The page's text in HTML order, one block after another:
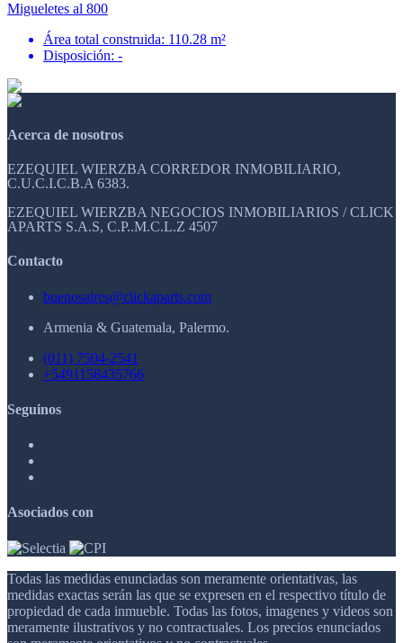
Migueletes al 800
Área total construida: 110.28 m²
Disposición: -
Acerca de nosotros
EZEQUIEL WIERZBA CORREDOR INMOBILIARIO,
C.U.C.I.C.B.A 6383.
EZEQUIEL WIERZBA NEGOCIOS INMOBILIARIOS / CLICK
APARTS S.A.S, C.P..M.C.L.Z 4507
Contacto
buenosaires@clickaparts.com
Armenia & Guatemala, Palermo.
(011) 7504-2541
+5491158435766
Seguinos
Asociados con
Todas las medidas enunciadas son meramente orientativas, las
medidas exactas serán las que se expresen en el respectivo título de
propiedad de cada inmueble. Todas las fotos, imagenes y videos son
meramente ilustrativos y no contractuales. Los precios enunciados